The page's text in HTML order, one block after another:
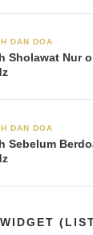
DAN DOA
Sholawat Nur
DAN DOA
Sebelum